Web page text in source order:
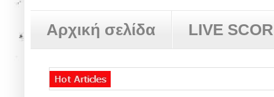
Αρχική σελίδα LIVE